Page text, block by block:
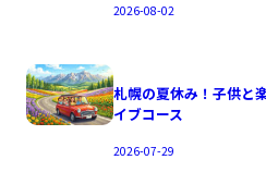
2026-08-02
札幌の夏休み！子供と
イブコース
2026-07-29